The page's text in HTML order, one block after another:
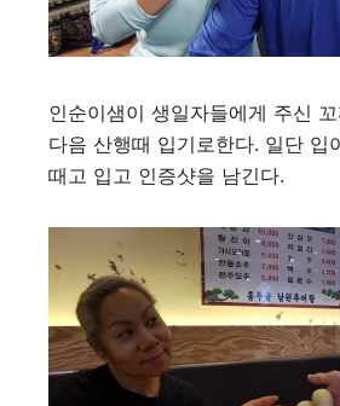
인순이샘이 생일자들에게 주신
다음 산행때 입기로한다. 일단 입
때고 입고 인증샷을 남긴다.